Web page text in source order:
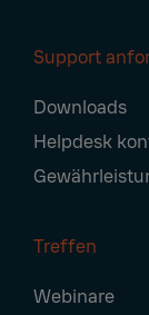
Support
Downloads
Helpdesk
Treffen
Webinare